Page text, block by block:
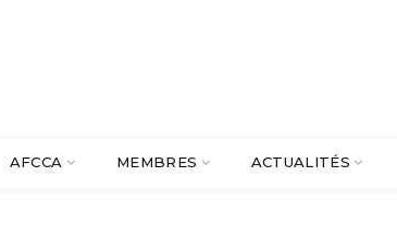
AFCCA MEMBRES ACTUALITÉS